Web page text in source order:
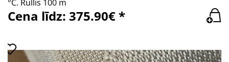
°C. Rullis 100 m
Cena līdz: 375.90€ *